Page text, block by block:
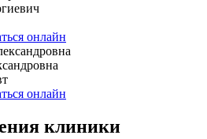
онлайн
онлайн
клиники